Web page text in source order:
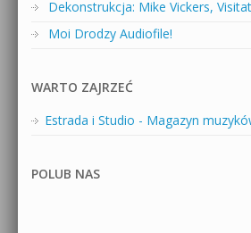
Dekonstrukcja: Mike Vickers,
Moi Drodzy Audiofile!
WARTO ZAJRZEĆ
Estrada i Studio - Magazyn
POLUB NAS